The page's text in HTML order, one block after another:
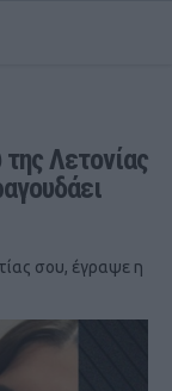
Λετονίας
σου, έγραψε η